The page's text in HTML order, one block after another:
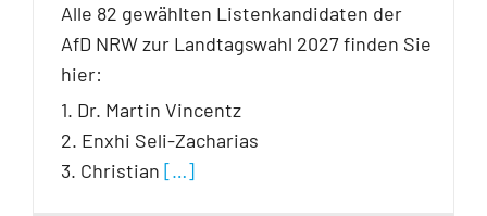
Alle 82 gewählten Listenkandidaten der
AfD NRW zur Landtagswahl 2027 finden Sie
hier:
1. Dr. Martin Vincentz
2. Enxhi Seli-Zacharias
3. Christian […]